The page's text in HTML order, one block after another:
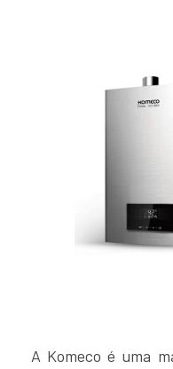
A Komeco é uma